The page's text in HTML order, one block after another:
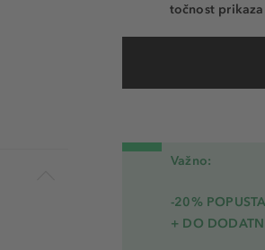
točnost
Važno:
-20%
+ DO